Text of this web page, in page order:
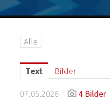
Logos
IT-Security
G DATA Campus
Kontakt
Alle
Text Bilder
07.05.2026 | 4 Bilder